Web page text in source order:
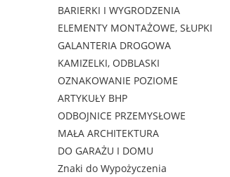
BARIERKI I WYGRODZENIA
ELEMENTY MONTAŻOWE, SŁUPKI
GALANTERIA DROGOWA
KAMIZELKI, ODBLASKI
OZNAKOWANIE POZIOME
ARTYKUŁY BHP
ODBOJNICE PRZEMYSŁOWE
MAŁA ARCHITEKTURA
DO GARAŻU I DOMU
Znaki do Wypożyczenia